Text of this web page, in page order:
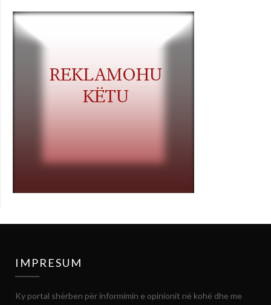
IMPRESUM
Ky portal shërben për informimin e opinionit në kohë dhe me